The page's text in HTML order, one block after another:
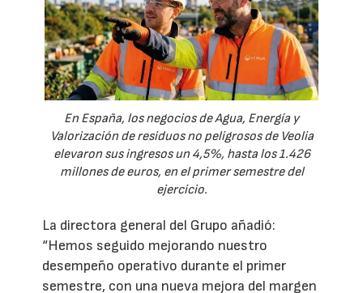
En España, los negocios de Agua, Energía y
Valorización de residuos no peligrosos de Veolia
elevaron sus ingresos un 4,5%, hasta los 1.426
millones de euros, en el primer semestre del
ejercicio.
La directora general del Grupo añadió:
“Hemos seguido mejorando nuestro
desempeño operativo durante el primer
semestre, con una nueva mejora del margen